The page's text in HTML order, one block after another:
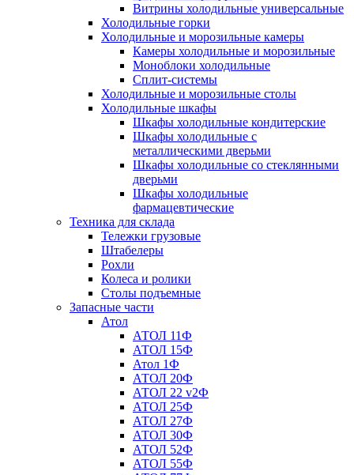
Витрины холодильные универсальные
Холодильные горки
Холодильные и морозильные камеры
Камеры холодильные и морозильные
Моноблоки холодильные
Сплит-системы
Холодильные и морозильные столы
Холодильные шкафы
Шкафы холодильные кондитерские
Шкафы холодильные с
металлическими дверьми
Шкафы холодильные со стеклянными
дверьми
Шкафы холодильные
фармацевтические
Техника для склада
Тележки грузовые
Штабелеры
Рохли
Колеса и ролики
Столы подъемные
Запасные части
Атол
АТОЛ 11Ф
АТОЛ 15Ф
Атол 1Ф
АТОЛ 20Ф
АТОЛ 22 v2Ф
АТОЛ 25Ф
АТОЛ 27Ф
АТОЛ 30Ф
АТОЛ 52Ф
АТОЛ 55Ф